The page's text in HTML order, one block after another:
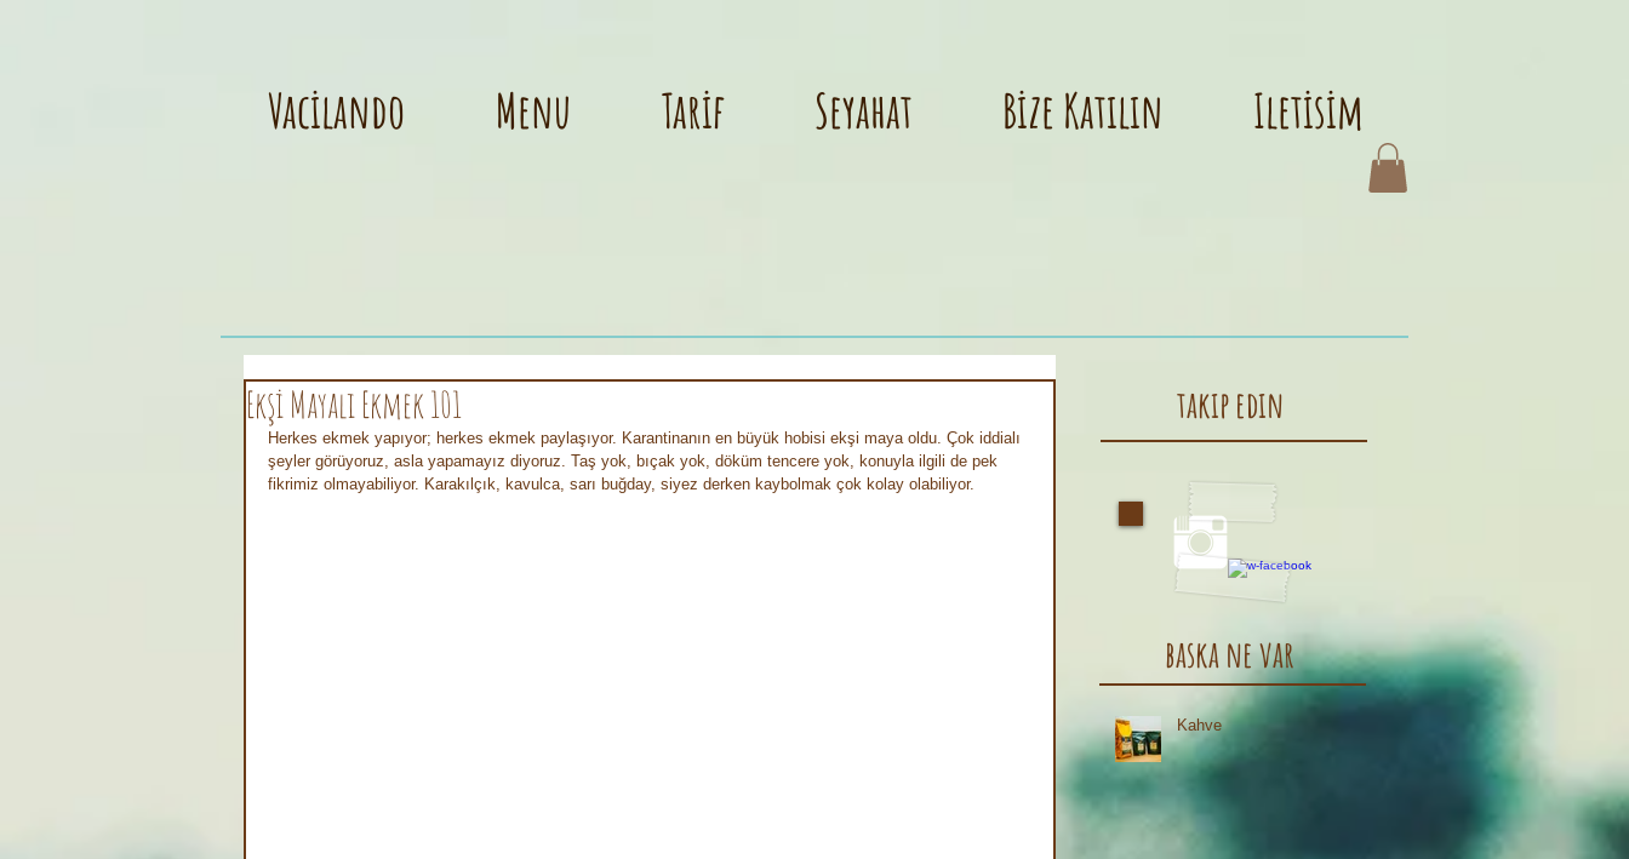
Vacilando Menu Tarif Seyahat Bize Katılın Iletisim
Ekşi Mayalı Ekmek 101
Herkes ekmek yapıyor; herkes ekmek paylaşıyor. Karantinanın en büyük hobisi ekşi maya oldu. Çok iddialı
şeyler görüyoruz, asla yapamayız diyoruz. Taş yok, bıçak yok, döküm tencere yok, konuyla ilgili de pek
fikrimiz olmayabiliyor. Karakılçık, kavulca, sarı buğday, siyez derken kaybolmak çok kolay olabiliyor. ⠀
takıp edın
baska ne var
Kahve